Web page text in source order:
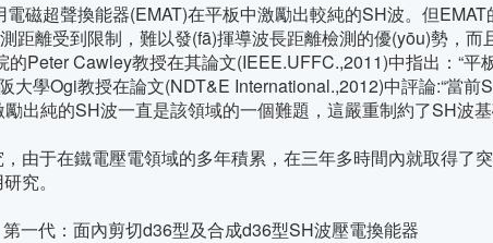
超聲換能器(EMAT)在平板中激勵出較純的SH波。但EMAT的
距離受到限制，難以發(fā)揮導波長距離檢測的優(yōu)勢
Peter Cawley教授在其論文(IEEE.UFFC.,2011)中指出：“
阪大學Ogi教授在論文(NDT&E International.,2012)中評論:“當
勵出純的SH波一直是該領域的一個難題，這嚴重制約了SH波基礎
由于在鐵電壓電領域的多年積累，在三年多時間內就取得了
。
第一代：面內剪切d36型及合成d36型SH波壓電換能器